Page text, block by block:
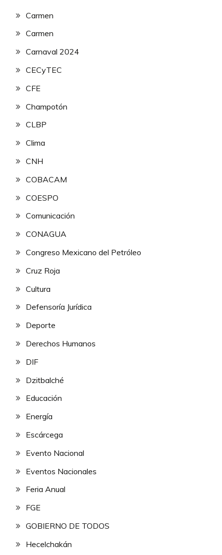
Carmen
Carmen
Carnaval 2024
CECyTEC
CFE
Champotón
CLBP
Clima
CNH
COBACAM
COESPO
Comunicación
CONAGUA
Congreso Mexicano del Petróleo
Cruz Roja
Cultura
Defensoría Jurídica
Deporte
Derechos Humanos
DIF
Dzitbalché
Educación
Energía
Escárcega
Evento Nacional
Eventos Nacionales
Feria Anual
FGE
GOBIERNO DE TODOS
Hecelchakán